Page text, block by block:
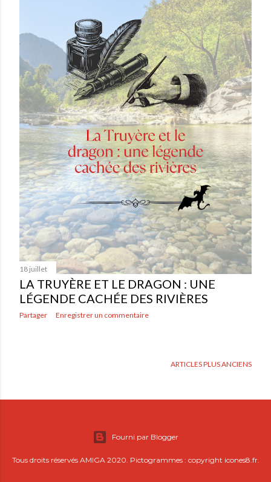
18 juillet
LA TRUYÈRE ET LE DRAGON : UNE
LÉGENDE CACHÉE DES RIVIÈRES
Partager Enregistrer un commentaire
ARTICLES PLUS ANCIENS
Fourni par Blogger
Tous droits réservés AMIGA 2020. Pictogrammes : copyright icones8.fr.